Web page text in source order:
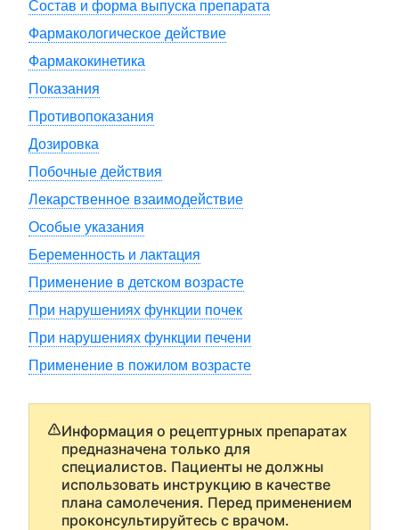
Состав и форма выпуска препарата
Фармакологическое действие
Фармакокинетика
Показания
Противопоказания
Дозировка
Побочные действия
Лекарственное взаимодействие
Особые указания
Беременность и лактация
Применение в детском возрасте
При нарушениях функции почек
При нарушениях функции печени
Применение в пожилом возрасте
Информация о рецептурных препаратах
предназначена только для
специалистов. Пациенты не должны
использовать инструкцию в качестве
плана самолечения. Перед применением
проконсультируйтесь с врачом.